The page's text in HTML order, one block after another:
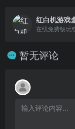
红白机游戏
在线免费畅玩
暂无评论